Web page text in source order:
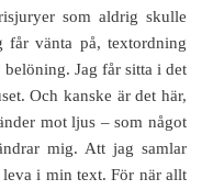
som aldrig skulle
vänta på, textordning
Jag får sitta i det
Och kanske är det här,
mot ljus – som något
mig. Att jag samlar
i min text. För när allt